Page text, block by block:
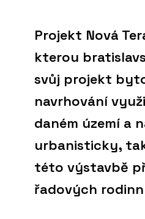
Projekt Nová
kterou
svůj projekt
navrhování
daném území a
urbanisticky,
této výstavbě
řadových